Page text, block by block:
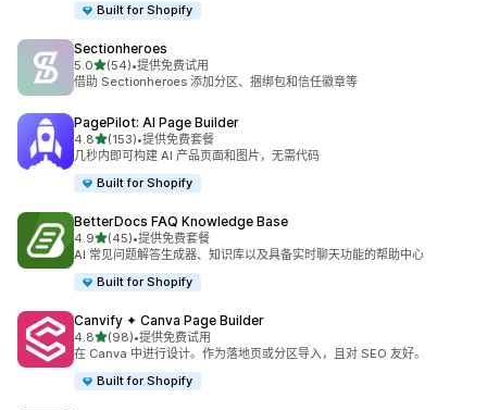
Built for Shopify
Sectionheroes
5.0星（满分 5 星）
(54)
总共 54 条评论
•提供免费试用
借助 Sectionheroes 添加分区、捆绑包和信任徽章等
PagePilot: AI Page Builder
4.8星（满分 5 星）
(153)
总共 153 条评论
•提供免费套餐
几秒内即可构建 AI 产品页面和图片，无需代码
Built for Shopify
BetterDocs FAQ Knowledge Base
4.9星（满分 5 星）
(45)
总共 45 条评论
•提供免费套餐
AI 常见问题解答生成器、知识库以及具备实时聊天功能的帮助中心
Built for Shopify
Canvify ✦ Canva Page Builder
4.8星（满分 5 星）
(98)
总共 98 条评论
•提供免费试用
在 Canva 中进行设计。作为落地页或分区导入，且对 SEO 友好。
Built for Shopify